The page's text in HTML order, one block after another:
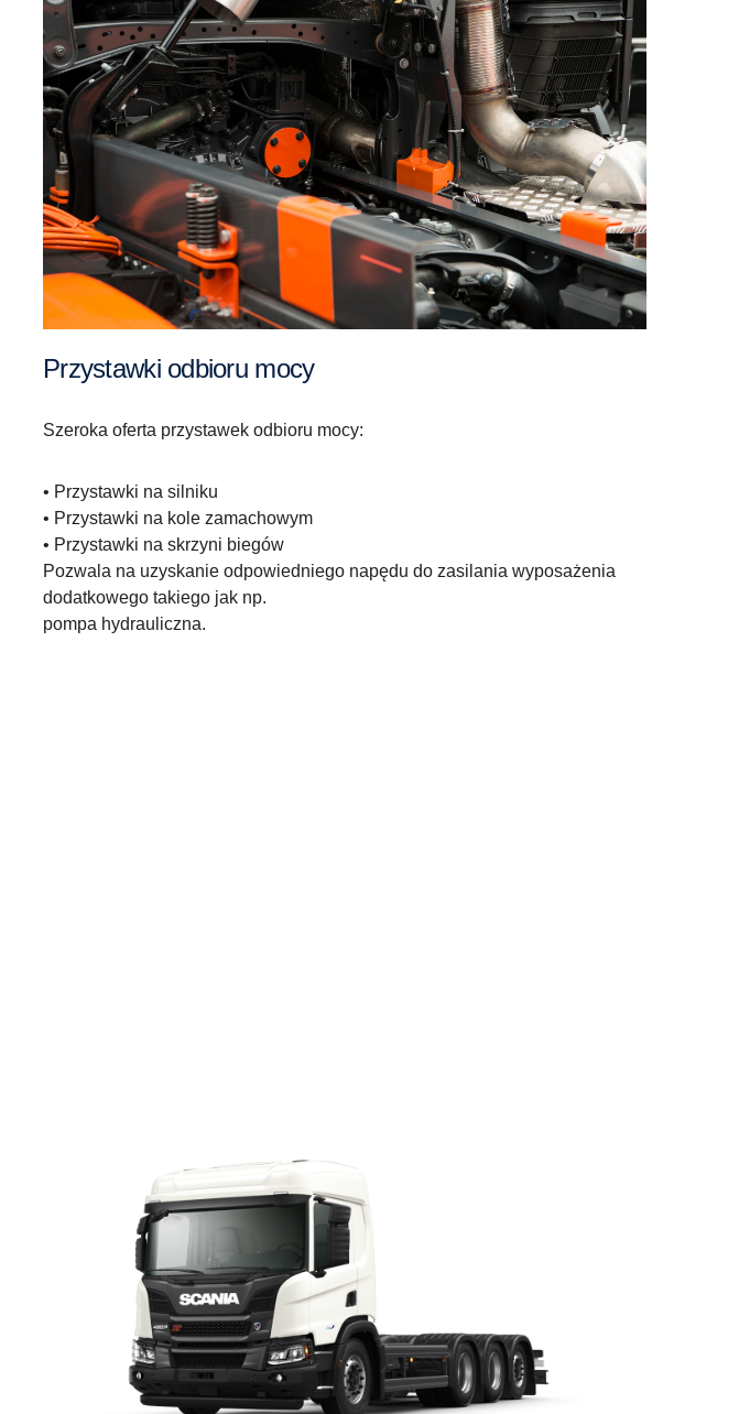
Przystawki odbioru mocy
Szeroka oferta przystawek odbioru mocy:
• Przystawki na silniku
• Przystawki na kole zamachowym
• Przystawki na skrzyni biegów
Pozwala na uzyskanie odpowiedniego napędu do zasilania wyposażenia
dodatkowego takiego jak np.
pompa hydrauliczna.